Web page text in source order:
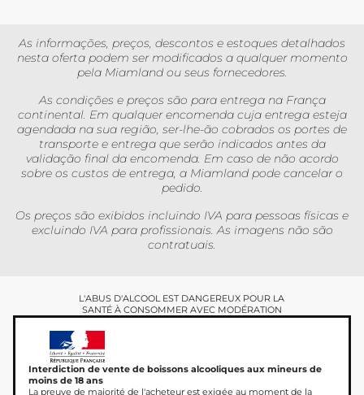
As informações, preços, descontos e estoques detalhados
nesta oferta podem ser modificados a qualquer momento
pela Miamland ou seus fornecedores.
As condições e preços são para entrega na França
continental. Em qualquer encomenda cuja entrega esteja
agendada na sua região, ser-lhe-ão cobrados os portes de
transporte e entrega que serão indicados antes da
validação final da encomenda. Em caso de não acordo
sobre os custos de entrega, a Miamland pode cancelar o
pedido.
Os preços são exibidos incluindo IVA para pessoas físicas e
excluindo IVA para profissionais. As imagens não são
contratuais.
L'ABUS D'ALCOOL EST DANGEREUX POUR LA
SANTÉ À CONSOMMER AVEC MODÉRATION
Interdiction de vente de boissons alcooliques aux mineurs de
moins de 18 ans
La preuve de majorité de l'acheteur est exigée au moment de la